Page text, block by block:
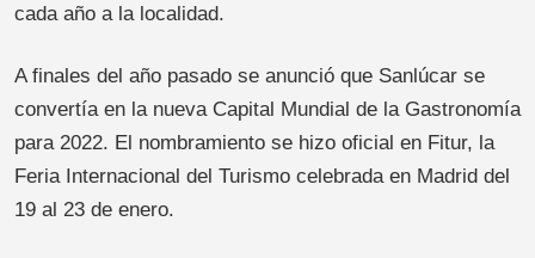
cada año a la localidad.
A finales del año pasado se anunció que Sanlúcar se
convertía en la nueva Capital Mundial de la Gastronomía
para 2022. El nombramiento se hizo oficial en Fitur, la
Feria Internacional del Turismo celebrada en Madrid del
19 al 23 de enero.